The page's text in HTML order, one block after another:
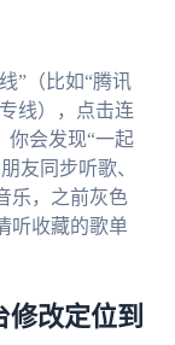
”（比如“腾讯
线），点击连
你会发现“一起
友同步听歌、
乐，之前灰色
听收藏的歌单
修改定位到